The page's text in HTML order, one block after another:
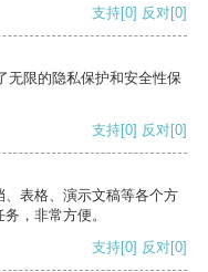
支持[0] 反对[0]
无限的隐私保护和安全性保
支持[0] 反对[0]
表格、演示文稿等各个方
，非常方便。
支持[0] 反对[0]